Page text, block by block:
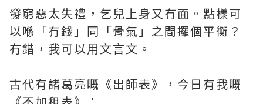
發窮惡太失禮，乞兒上身又冇面。點樣可
以喺「冇錢」同「骨氣」之間攞個平衡？
冇錯，我可以用文言文。
古代有諸葛亮嘅《出師表》，今日有我嘅